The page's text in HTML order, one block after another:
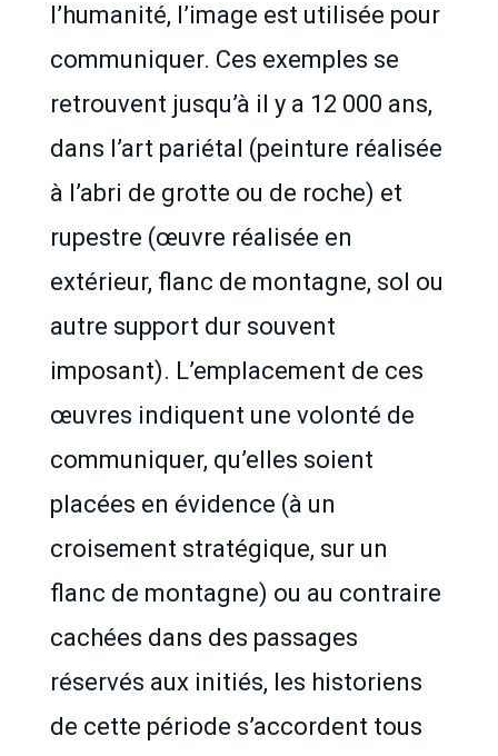
l’humanité, l’image est utilisée pour
communiquer. Ces exemples se
retrouvent jusqu’à il y a 12 000 ans,
dans l’art pariétal (peinture réalisée
à l’abri de grotte ou de roche) et
rupestre (œuvre réalisée en
extérieur, flanc de montagne, sol ou
autre support dur souvent
imposant). L’emplacement de ces
œuvres indiquent une volonté de
communiquer, qu’elles soient
placées en évidence (à un
croisement stratégique, sur un
flanc de montagne) ou au contraire
cachées dans des passages
réservés aux initiés, les historiens
de cette période s’accordent tous